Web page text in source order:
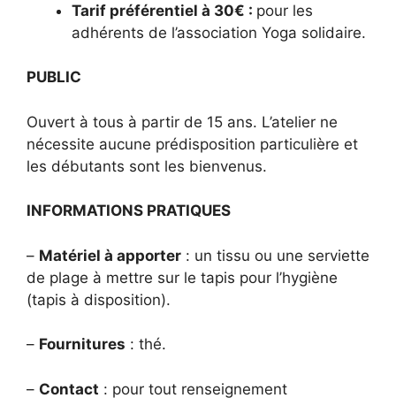
Tarif préférentiel à 30€ : pour les
adhérents de l’association Yoga solidaire.
PUBLIC
Ouvert à tous à partir de 15 ans. L’atelier ne
nécessite aucune prédisposition particulière et
les débutants sont les bienvenus.
INFORMATIONS PRATIQUES
– Matériel à apporter : un tissu ou une serviette
de plage à mettre sur le tapis pour l’hygiène
(tapis à disposition).
– Fournitures : thé.
– Contact : pour tout renseignement